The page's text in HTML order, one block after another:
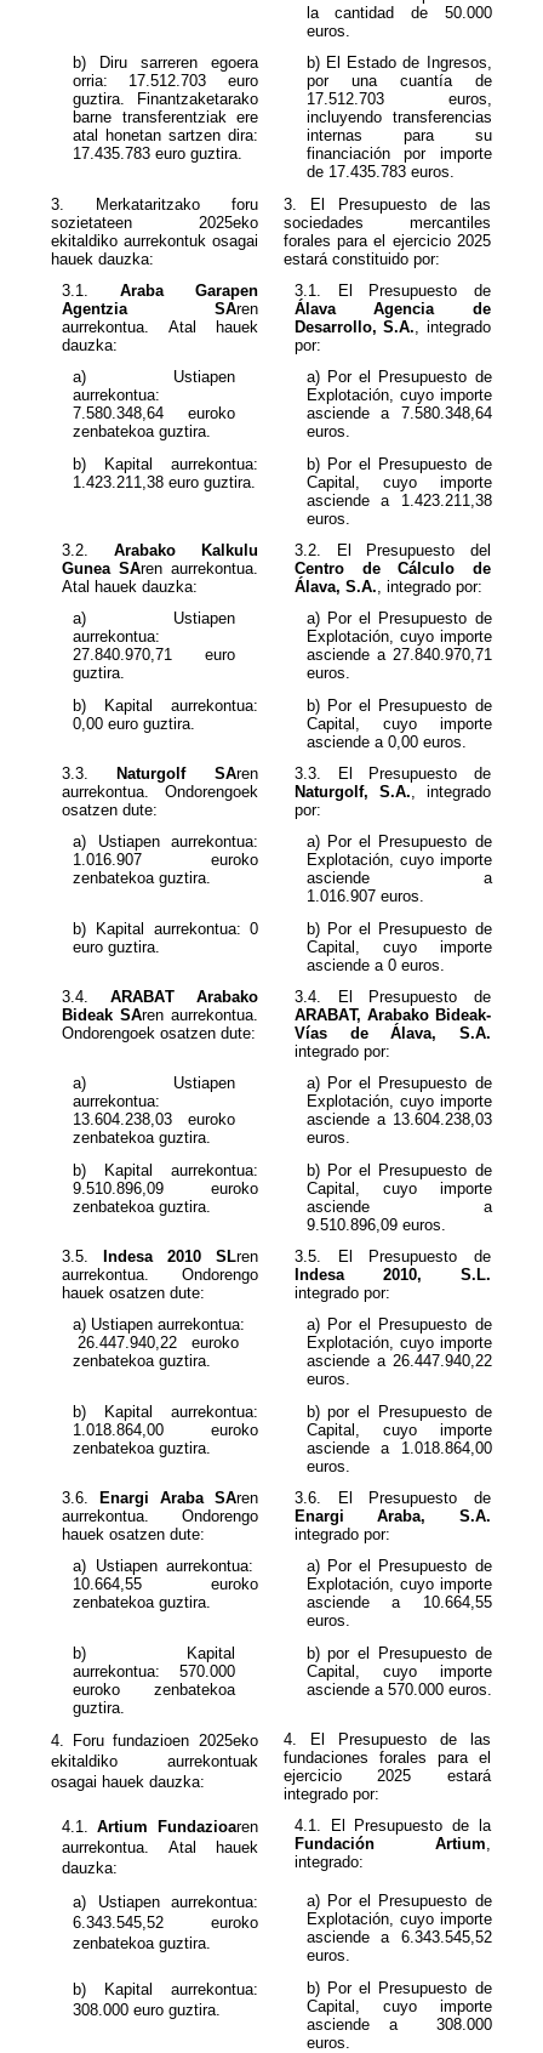
la cantidad de
50.000
euros.
b) Diru sarreren egoera
orria: 17.512.703
euro
guztira. Finantzaketarako
barne transferentziak ere
atal honetan sartzen dira:
17.435.783 euro guztira.
b) El Estado de Ingresos,
por una cuantía de
17.512.703
euros,
incluyendo transferencias
internas para su
financiación por importe
de 17.435.783 euros.
3. Merkataritzako foru
sozietateen 2025eko
ekitaldiko aurrekontuk osagai
hauek dauzka:
3. El Presupuesto de las
sociedades mercantiles
forales para el ejercicio 2025
estará constituido por:
3.1.
Araba Garapen
Agentzia SAren
aurrekontua. Atal hauek
dauzka:
3.1. El Presupuesto de
Álava Agencia de
Desarrollo, S.A. , integrado
por:
a) Ustiapen
aurrekontua:
7.580.348,64euroko
zenbatekoa guztira.
a) Por el Presupuesto de
Explotación, cuyo importe
asciende a 7.580.348,64
euros.
b) Kapital aurrekontua:
1.423.211,38euro guztira.
b) Por el Presupuesto de
Capital, cuyo importe
asciende a
1.423.211,38
euros.
3.2.
Arabako Kalkulu
Gunea SAren aurrekontua.
Atal hauek dauzka:
Centro de Cálculo de
Álava, S.A. , integrado por:
a) Ustiapen
aurrekontua:
27.840.970,71euro
guztira.
a) Por el Presupuesto de
Explotación, cuyo importe
asciende a
27.840.970,71
euros.
b) Kapital aurrekontua:
0,00 euro guztira.
b) Por el Presupuesto de
Capital, cuyo importe
asciende a 0,00 euros.
3.3.
Naturgolf SAren
aurrekontua. Ondorengoek
osatzen dute:
3.3. El Presupuesto de
Naturgolf, S.A. , integrado
por:
a) Ustiapen aurrekontua:
1.016.907euroko
zenbatekoa guztira.
a) Por el Presupuesto de
Explotación, cuyo importe
asciende a
1.016.907 euros.
b) Kapital aurrekontua:0
euro guztira.
b) Por el Presupuesto de
Capital, cuyo importe
asciende a 0euros.
3.4.
ARABAT Arabako
Bideak SAren aurrekontua.
Ondorengoek osatzen dute:
3.4. El Presupuesto de
ARABAT, Arabako Bideak-
Vías de Álava, S.A.
integrado por:
a) Ustiapen
aurrekontua:
13.604.238,03euroko
zenbatekoa guztira.
a) Por el Presupuesto de
Explotación, cuyo importe
asciende a 13.604.238,03
euros.
b) Kapital aurrekontua:
9.510.896,09euroko
zenbatekoa guztira.
b) Por el Presupuesto de
Capital, cuyo importe
asciende a
9.510.896,09 euros.
3.5.
Indesa 2010 SLren
aurrekontua. Ondorengo
hauek osatzen dute:
3.5. El Presupuesto de
Indesa 2010, S.L.
integrado por:
a) Ustiapen aurrekontua:
26.447.940,22euroko
zenbatekoa guztira.
a) Por el Presupuesto de
Explotación, cuyo importe
asciende a
26.447.940,22
euros.
b) Kapital aurrekontua:
1.018.864,00euroko
zenbatekoa guztira.
b) por el Presupuesto de
Capital, cuyo importe
asciende a 1.018.864,00
euros.
3.6.
Enargi Araba SAren
aurrekontua. Ondorengo
hauek osatzen dute:
3.6. El Presupuesto de
Enargi Araba, S.A.
integrado por:
a) Ustiapen aurrekontua:
10.664,55euroko
zenbatekoa guztira.
a) Por el Presupuesto de
Explotación, cuyo importe
asciende a 10.664,55
euros.
b) Kapital
aurrekontua:
euroko zenbatekoa
guztira.
b) por el Presupuesto de
Capital, cuyo importe
asciende a 570.000euros.
4. Foru fundazioen 2025eko
ekitaldiko aurrekontuak
osagai hauek dauzka:
4. El Presupuesto de las
fundaciones forales para el
ejercicio 2025 estará
integrado por:
4.1. Artium Fundazioaren
aurrekontua. Atal hauek
dauzka:
4.1. El Presupuesto de la
Fundación Artium,
integrado:
a) Ustiapen aurrekontua:
6.343.545,52 euroko
zenbatekoa guztira.
a) Por el Presupuesto de
Explotación, cuyo importe
asciende a
6.343.545,52
euros.
b) Kapital aurrekontua:
308.000 euro guztira.
b) Por el Presupuesto de
Capital, cuyo importe
asciende a 308.000
euros.